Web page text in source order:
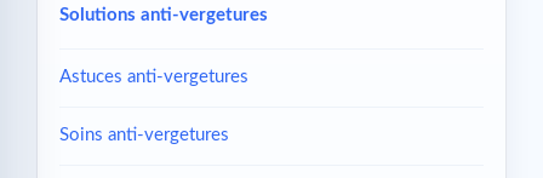
Solutions anti-vergetures
Astuces anti-vergetures
Soins anti-vergetures